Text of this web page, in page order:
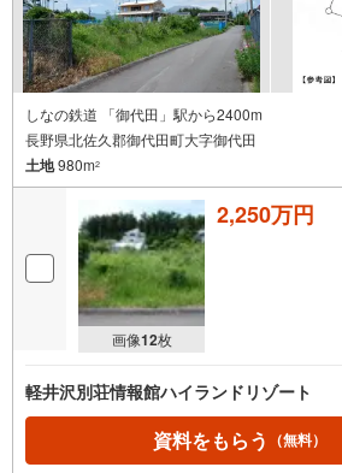
しなの鉄道 「御代田」駅から2400m
長野県北佐久郡御代田町大字御代田
土地980m2
画像12枚
2,250万円
軽井沢別荘情報館ハイランドリゾート
資料をもらう （無料）